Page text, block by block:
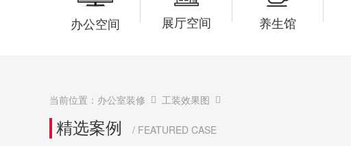
办公空间 展厅空间 养生馆
当前位置： 办公室装修 工装效果图
精选案例 / FEATURED CASE